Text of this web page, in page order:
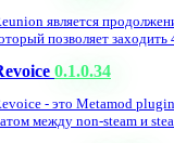
является
позволяет
0.1.0.34
- это Metamod
между non-steam и